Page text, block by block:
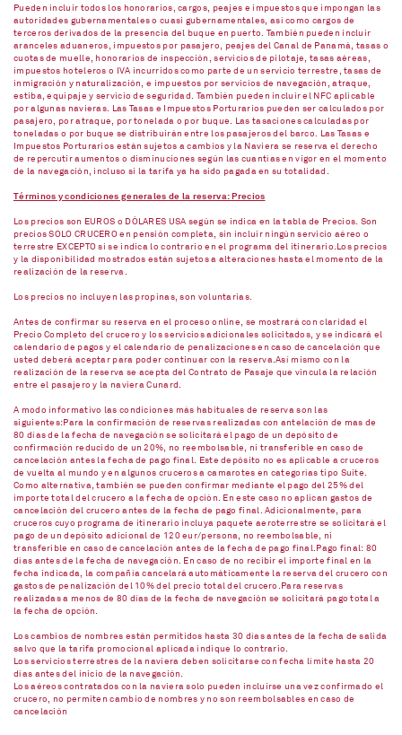
Pueden incluir todos los honorarios, cargos, peajes e impuestos que impongan las
autoridades gubernamentales o cuasi gubernamentales, así como cargos de
terceros derivados de la presencia del buque en puerto. También pueden incluir
aranceles aduaneros, impuestos por pasajero, peajes del Canal de Panamá, tasas o
cuotas de muelle, honorarios de inspección, servicios de pilotaje, tasas aéreas,
impuestos hoteleros o IVA incurridos como parte de un servicio terrestre, tasas de
inmigración y naturalización, e impuestos por servicios de navegación, atraque,
estiba, equipaje y servicio de seguridad. También pueden incluir el NFC aplicable
por algunas navieras. Las Tasas e Impuestos Porturarios pueden ser calculados por
pasajero, por atraque, por tonelada o por buque. Las tasaciones calculadas por
toneladas o por buque se distribuirán entre los pasajeros del barco. Las Tasas e
Impuestos Porturarios están sujetos a cambios y la Naviera se reserva el derecho
de repercutir aumentos o disminuciones según las cuantías en vigor en el momento
de la navegación, incluso si la tarifa ya ha sido pagada en su totalidad.
Términos y condiciones generales de la reserva: Precios
Los precios son EUROS o DÓLARES USA según se indica en la tabla de Precios. Son
precios SOLO CRUCERO en pensión completa, sin incluir ningún servicio aéreo o
terrestre EXCEPTO si se indica lo contrario en el programa del itinerario.Los precios
y la disponibilidad mostrados están sujetos a alteraciones hasta el momento de la
realización de la reserva.
Los precios no incluyen las propinas, son voluntarias.
Antes de confirmar su reserva en el proceso online, se mostrará con claridad el
Precio Completo del crucero y los servicios adicionales solicitados, y se indicará el
calendario de pagos y el calendario de penalizaciones en caso de cancelación que
usted deberá aceptar para poder continuar con la reserva.Así mismo con la
realización de la reserva se acepta del Contrato de Pasaje que vincula la relación
entre el pasajero y la naviera Cunard.
A modo informativo las condiciones más habituales de reserva son las
siguientes:Para la confirmación de reservas realizadas con antelación de mas de
80 días de la fecha de navegación se solicitará el pago de un depósito de
confirmación reducido de un 20%, no reembolsable, ni transferible en caso de
cancelación antes la fecha de pago final. Este depósito no es aplicable a cruceros
de vuelta al mundo y en algunos cruceros a camarotes en categorías tipo Suite.
Como alternativa, también se pueden confirmar mediante el pago del 25% del
importe total del crucero a la fecha de opción. En este caso no aplican gastos de
cancelación del crucero antes de la fecha de pago final. Adicionalmente, para
cruceros cuyo programa de itinerario incluya paquete aeroterrestre se solicitará el
pago de un depósito adicional de 120 eur/persona, no reembolsable, ni
transferible en caso de cancelación antes de la fecha de pago final.Pago final: 80
días antes de la fecha de navegación. En caso de no recibir el importe final en la
fecha indicada, la compañía cancelará automáticamente la reserva del crucero con
gastos de penalización del 10% del precio total del crucero.Para reservas
realizadas a menos de 80 días de la fecha de navegación se solicitará pago total a
la fecha de opción.
Los cambios de nombres están permitidos hasta 30 días antes de la fecha de salida
salvo que la tarifa promocional aplicada indique lo contrario.
Los servicios terrestres de la naviera deben solicitarse con fecha límite hasta 20
días antes del inicio de la navegación.
Los aéreos contratados con la naviera solo pueden incluirse una vez confirmado el
crucero, no permiten cambio de nombres y no son reembolsables en caso de
cancelación